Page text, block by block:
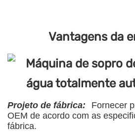
Vantagens da
Projeto de fábrica:
Fornecer
OEM de acordo com as
fábrica.